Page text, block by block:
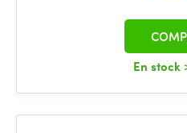
En stock